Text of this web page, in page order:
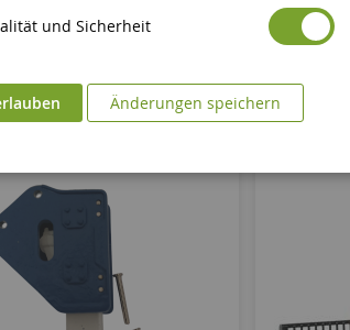
und Sicherheit
Änderungen speichern